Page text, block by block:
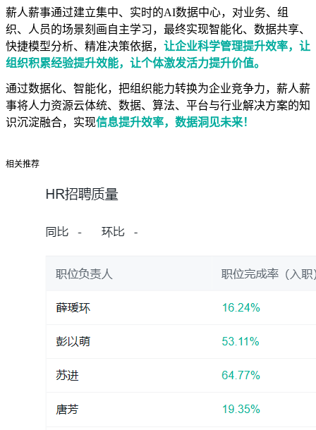
薪人薪事通过建立集中、实时的AI数据中心，对业务、组
织、人员的场景刻画自主学习，最终实现智能化、数据共享、
快捷模型分析、精准决策依据， 让企业科学管理提升效率，让
组织积累经验提升效能，让个体激发活力提升价值。
通过数据化、智能化，把组织能力转换为企业竞争力，薪人薪
事将人力资源云体统、数据、算法、平台与行业解决方案的知
识沉淀融合，实现信息提升效率，数据洞见未来！
相关推荐